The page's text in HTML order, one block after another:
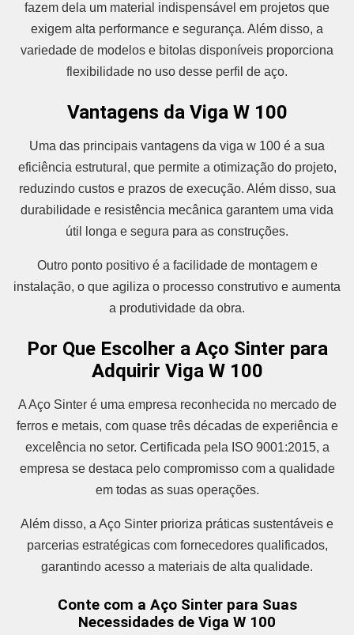
fazem dela um material indispensável em projetos que
exigem alta performance e segurança. Além disso, a
variedade de modelos e bitolas disponíveis proporciona
flexibilidade no uso desse perfil de aço.
Vantagens da Viga W 100
Uma das principais vantagens da viga w 100 é a sua
eficiência estrutural, que permite a otimização do projeto,
reduzindo custos e prazos de execução. Além disso, sua
durabilidade e resistência mecânica garantem uma vida
útil longa e segura para as construções.
Outro ponto positivo é a facilidade de montagem e
instalação, o que agiliza o processo construtivo e aumenta
a produtividade da obra.
Por Que Escolher a Aço Sinter para
Adquirir Viga W 100
A Aço Sinter é uma empresa reconhecida no mercado de
ferros e metais, com quase três décadas de experiência e
excelência no setor. Certificada pela ISO 9001:2015, a
empresa se destaca pelo compromisso com a qualidade
em todas as suas operações.
Além disso, a Aço Sinter prioriza práticas sustentáveis e
parcerias estratégicas com fornecedores qualificados,
garantindo acesso a materiais de alta qualidade.
Conte com a Aço Sinter para Suas
Necessidades de Viga W 100